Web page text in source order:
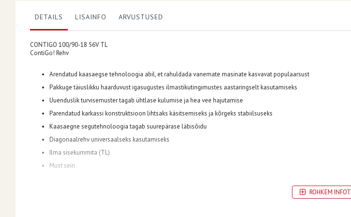
DETAILS LISAINFO ARVUSTUSED
CONTIGO 100/90-18 56V TL
ContiGo! Rehv
Arendatud kaasaegse tehnoloogia abil, et rahuldada vanemate masinate kasvavat populaarsust
Pakkuge täiuslikku haarduvust igasugustes ilmastikutingimustes aastaringselt kasutamiseks
Uuenduslik turvisemuster tagab ühtlase kulumise ja hea vee hajutamise
Parendatud karkassi konstruktsioon lihtsaks käsitsemiseks ja kõrgeks stabiilsuseks
Kaasaegne segutehnoloogia tagab suurepärase läbisõidu
Diagonaalrehv universaalseks kasutamiseks
Ilma sisekummita (TL)
Must sein
ROHKEM INFOT